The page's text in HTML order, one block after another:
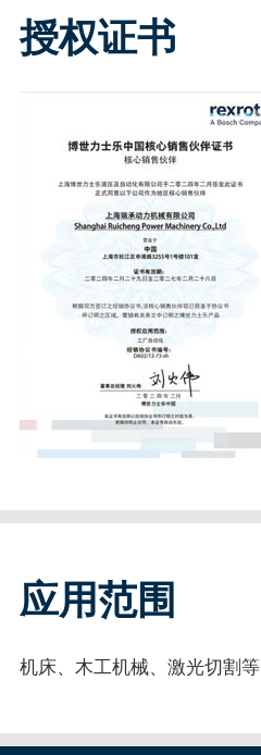
授权证书
应用范围
机床、木工机械、激光切割等